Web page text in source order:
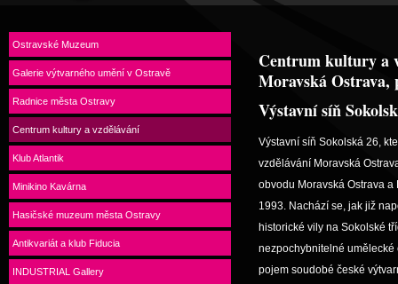
Ostravské Muzeum
Galerie výtvarného umění v Ostravě
Radnice města Ostravy
Centrum kultury a vzdělávání
Klub Atlantik
Minikino Kavárna
Hasičské muzeum města Ostravy
Antikvariát a klub Fiducia
INDUSTRIAL Gallery
Centrum kultury a
Moravská Ostrava,
Výstavní síň
Výstavní síň Sokolská 26,
vzdělávání Moravská
obvodu Moravská Ostrava
1993. Nachází se, jak již
historické vily na Sokolské
nezpochybnitelné
pojem soudobé české